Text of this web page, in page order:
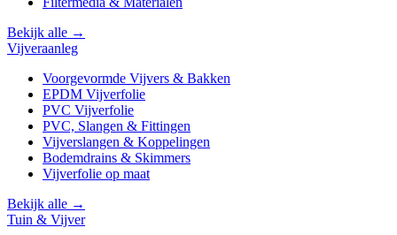
Bekijk alle →
Vijveraanleg
Voorgevormde Vijvers & Bakken
EPDM Vijverfolie
PVC Vijverfolie
PVC, Slangen & Fittingen
Vijverslangen & Koppelingen
Bodemdrains & Skimmers
Vijverfolie op maat
Bekijk alle →
Tuin & Vijver